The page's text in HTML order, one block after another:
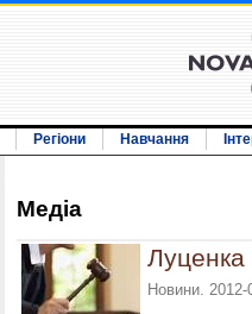
Регіони Навчання
Медiа
Луценка
Новини.